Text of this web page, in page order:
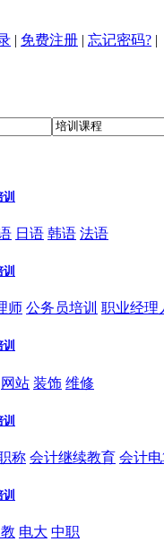
| 免费注册 | 忘记密码? |
日语 韩语 法语
师 公务员培训 职业经理
网站 装饰 维修
称 会计继续教育 会计
电大 中职